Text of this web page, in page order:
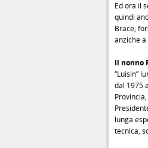
Ed ora il
quindi
Brace,
anziché a
Il nonno
“Luisin”
dal 1975
lunga
tecnica,